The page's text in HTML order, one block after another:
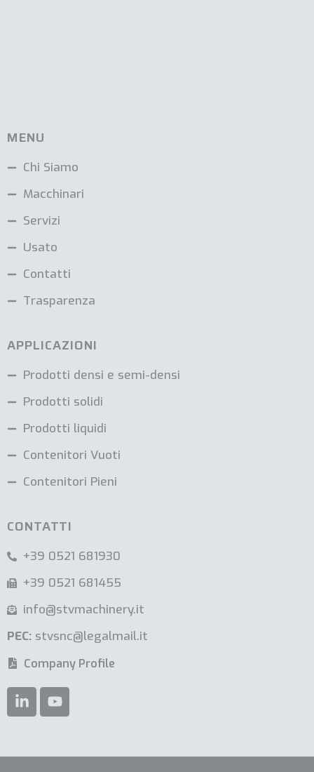
MENU
Chi Siamo
Macchinari
Servizi
Usato
Contatti
Trasparenza
APPLICAZIONI
Prodotti densi e semi-densi
Prodotti solidi
Prodotti liquidi
Contenitori Vuoti
Contenitori Pieni
CONTATTI
+39 0521 681930
+39 0521 681455
info@stvmachinery.it
PEC: stvsnc@legalmail.it
Company Profile